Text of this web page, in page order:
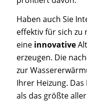
Haben auch Sie
effektiv für sich zu
eine innovative
erzeugen. Die
zur
Ihrer Heizung.
als das größte